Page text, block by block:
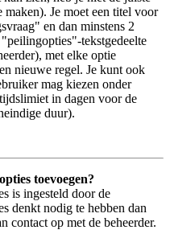
maken). Je moet een titel voor
en dan minstens 2
tekstgedeelte
met elke optie
nieuwe regel. Je kunt ook
mag kiezen onder
in dagen voor de
duur).
toevoegen?
is ingesteld door de
denkt nodig te hebben dan
contact op met de beheerder.